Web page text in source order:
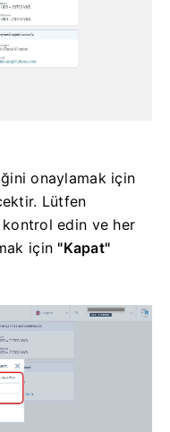
onaylamak için
Lütfen
edin ve her
için "Kapat"